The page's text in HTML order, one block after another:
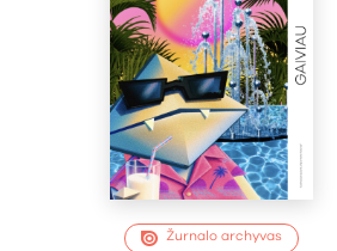
Žurnalo archyvas